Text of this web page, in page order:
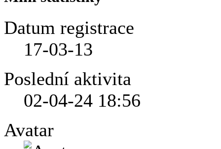
Datum registrace
17-03-13
Poslední aktivita
02-04-24 18:56
Avatar